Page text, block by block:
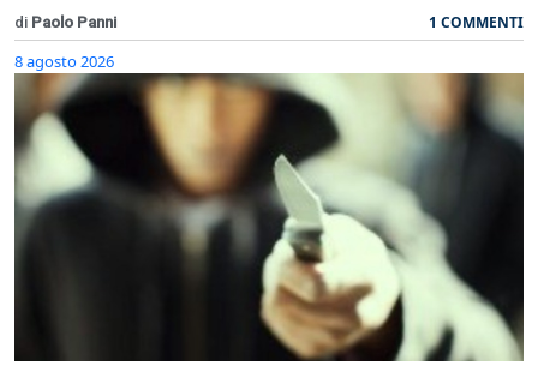
di Paolo Panni 1 COMMENTI
8 agosto 2026